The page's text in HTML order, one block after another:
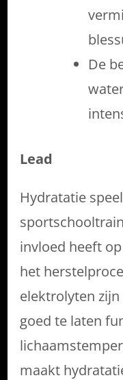
De
Lead
Hydratatie
invloed heeft
het
elektrolyten
goed te laten
maakt